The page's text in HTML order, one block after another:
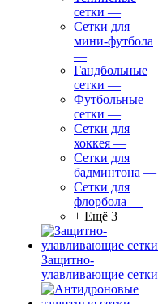
сетки —
Сетки для
мини-футбола
—
Гандбольные
сетки —
Футбольные
сетки —
Сетки для
хоккея —
Сетки для
бадминтона —
Сетки для
флорбола —
+ Ещё 3
Защитно-
улавливающие сетки